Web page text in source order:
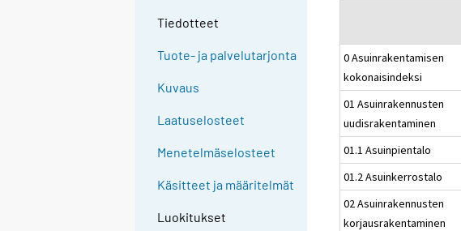
Tiedotteet
Tuote- ja palvelutarjonta
Kuvaus
Laatuselosteet
Menetelmäselosteet
Käsitteet ja määritelmät
Luokitukset
0 Asuinrakentamisen
kokonaisindeksi
01 Asuinrakennusten
uudisrakentaminen
01.1 Asuinpientalo
01.2 Asuinkerrostalo
02 Asuinrakennusten
korjausrakentaminen